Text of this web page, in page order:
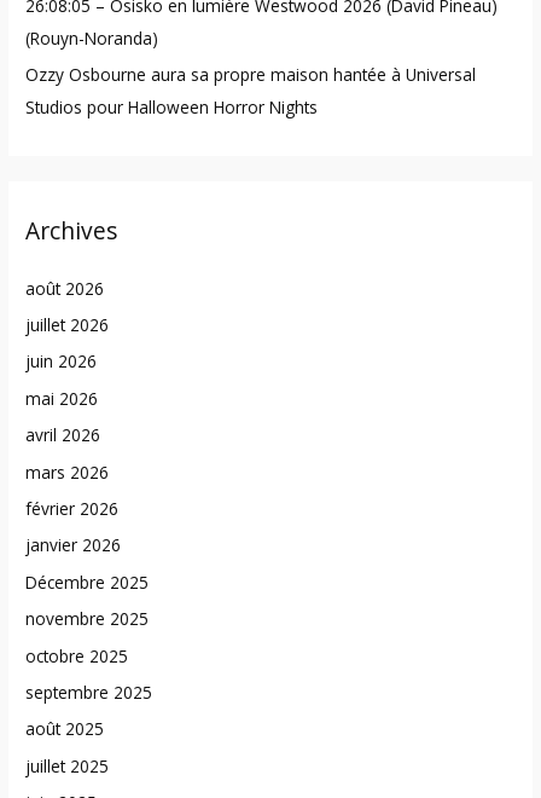
26:08:05 – Osisko en lumière Westwood 2026 (David Pineau)
(Rouyn-Noranda)
Ozzy Osbourne aura sa propre maison hantée à Universal
Studios pour Halloween Horror Nights
Archives
août 2026
juillet 2026
juin 2026
mai 2026
avril 2026
mars 2026
février 2026
janvier 2026
Décembre 2025
novembre 2025
octobre 2025
septembre 2025
août 2025
juillet 2025